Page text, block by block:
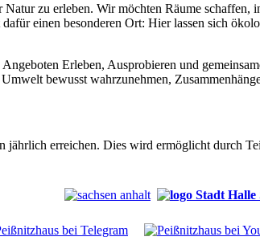
zu erleben. Wir möchten Räume schaffen,
einen besonderen Ort: Hier lassen sich
Erleben, Ausprobieren und
bewusst wahrzunehmen,
erreichen. Dies wird ermöglicht durch